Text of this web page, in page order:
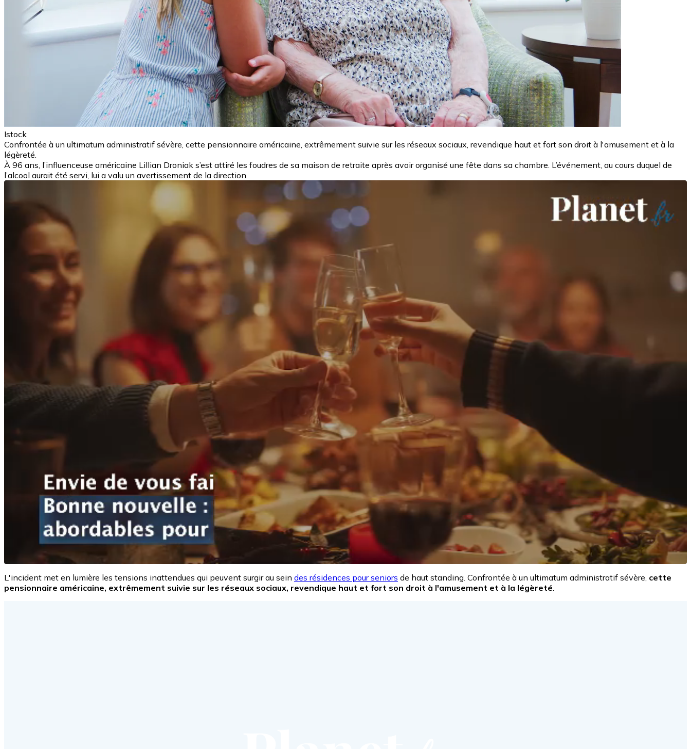
Istock
Confrontée à un ultimatum administratif sévère, cette pensionnaire américaine, extrêmement suivie sur les réseaux sociaux, revendique haut et fort son droit à l'amusement et à la
légèreté.
À 96 ans, l’influenceuse américaine Lillian Droniak s’est attiré les foudres de sa maison de retraite après avoir organisé une fête dans sa chambre. L’événement, au cours duquel de
l’alcool aurait été servi, lui a valu un avertissement de la direction.
L'incident met en lumière les tensions inattendues qui peuvent surgir au sein des résidences pour seniors de haut standing. Confrontée à un ultimatum administratif sévère, cette
pensionnaire américaine, extrêmement suivie sur les réseaux sociaux, revendique haut et fort son droit à l'amusement et à la légèreté